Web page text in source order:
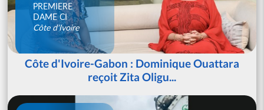
PREMIERE
DAME CI
Côte d'Ivoire
Côte d'Ivoire-Gabon : Dominique Ouattara
reçoit Zita Oligu...